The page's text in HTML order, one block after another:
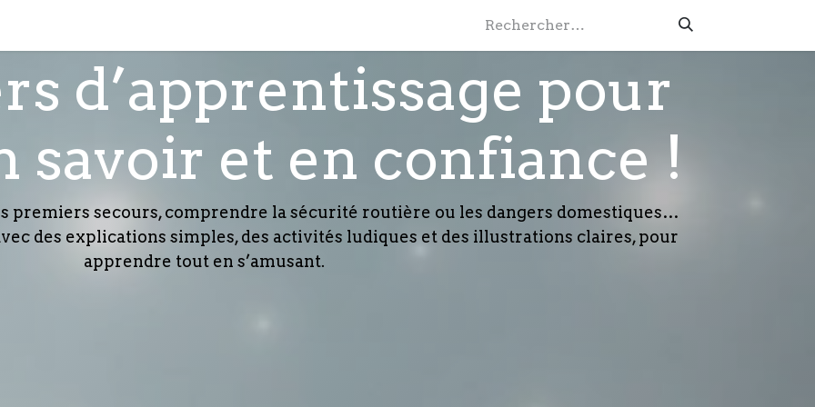
d’apprentissage pour
savoir et en confiance !
premiers secours, comprendre la sécurité routière ou les dangers domestiques…
des explications simples, des activités ludiques et des illustrations claires, pour
apprendre tout en s’amusant.